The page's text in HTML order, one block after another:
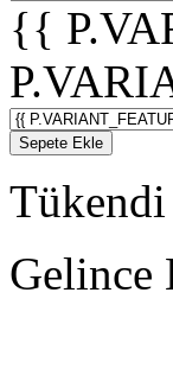
{{
Sepete Ekle
Tükendi
Gelince